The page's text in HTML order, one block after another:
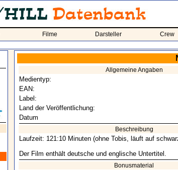
Filme Darsteller Crew
Allgemeine Angaben
Medientyp:
EAN:
Label:
Land der Veröffentlichung:
Datum
Beschreibung
Laufzeit: 121:10 Minuten (ohne Tobis, läuft auf
Der Film enthält deutsche und englische Untertitel.
Bonusmaterial